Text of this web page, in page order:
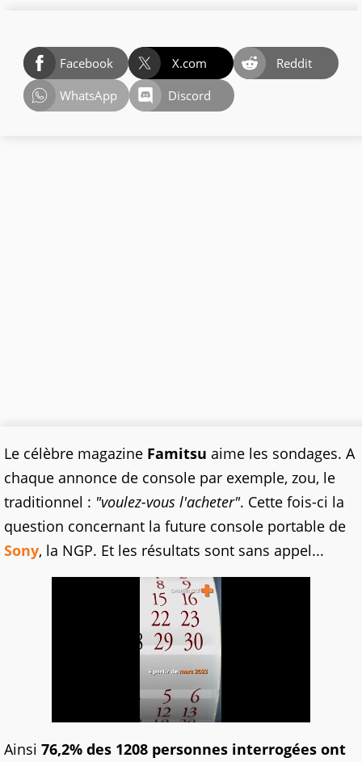
Facebook X.com
Reddit
WhatsApp
Discord
Le célèbre magazine Famitsu aime les sondages. A
chaque annonce de console par exemple, zou, le
traditionnel : "voulez-vous l'acheter". Cette fois-ci la
question concernant la future console portable de
Sony, la NGP. Et les résultats sont sans appel...
Ainsi 76,2% des 1208 personnes interrogées ont